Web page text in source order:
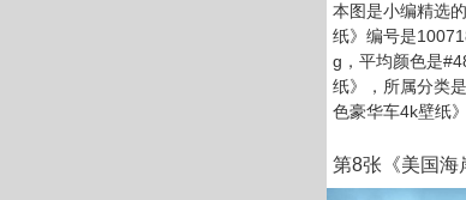
本图是小编精选
纸》编号是
g，平均颜色是
纸》，所属分类
色豪华车4k壁纸
第8张《美国海